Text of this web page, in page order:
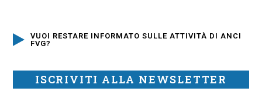
VUOI RESTARE INFORMATO SULLE ATTIVITÀ DI ANCI
FVG?
ISCRIVITI ALLA NEWSLETTER